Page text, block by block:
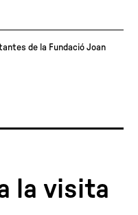
de la Fundació Joan
la visita